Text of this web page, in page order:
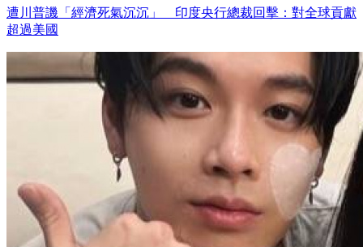
遭川普譏「經濟死氣沉沉」 印度央行總裁回擊：對全球貢獻
超過美國